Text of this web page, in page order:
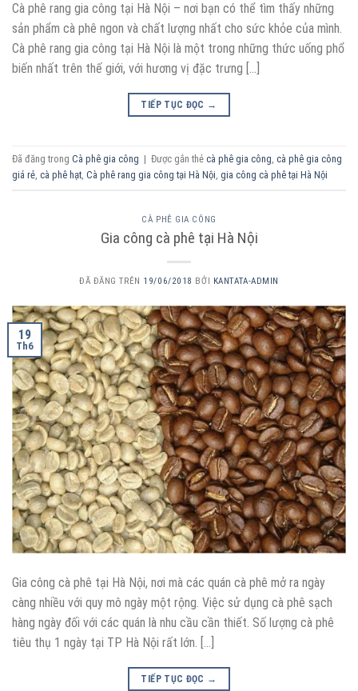
Cà phê rang gia công tại Hà Nội – nơi bạn có thể tìm thấy những
sản phẩm cà phê ngon và chất lượng nhất cho sức khỏe của mình.
Cà phê rang gia công tại Hà Nội là một trong những thức uống phổ
biến nhất trên thế giới, với hương vị đặc trưng […]
TIẾP TỤC ĐỌC →
Đã đăng trong Cà phê gia công | Được gắn thẻ cà phê gia công, cà phê gia công
giá rẻ, cà phê hạt, Cà phê rang gia công tại Hà Nội, gia công cà phê tại Hà Nội
CÀ PHÊ GIA CÔNG
Gia công cà phê tại Hà Nội
ĐÃ ĐĂNG TRÊN 19/06/2018 BỞI KANTATA-ADMIN
19
Th6
Gia công cà phê tại Hà Nội, nơi mà các quán cà phê mở ra ngày
càng nhiều với quy mô ngày một rộng. Việc sử dụng cà phê sạch
hàng ngày đối với các quán là nhu cầu cần thiết. Số lượng cà phê
tiêu thụ 1 ngày tại TP Hà Nội rất lớn. […]
TIẾP TỤC ĐỌC →